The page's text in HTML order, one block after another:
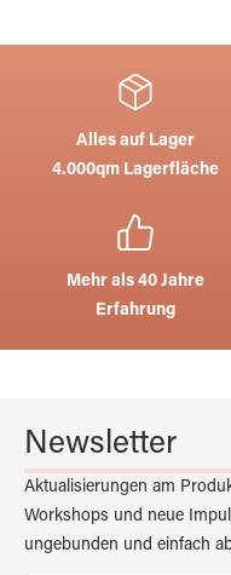
Alles auf Lager
4.000qm Lagerfläche
Mehr als 40 Jahre
Erfahrung
Newsletter
Aktualisierungen am
Workshops und neue
ungebunden und einfach